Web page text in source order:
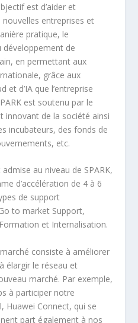
est d’aider et
nouvelles entreprises et
pratique, le
de
en permettant aux
grâce aux
et d’IA que l’entreprise
est soutenu par le
innovant de la société ainsi
incubateurs, des fonds de
etc.
au niveau de SPARK,
d’accélération de 4 à 6
de support
to market Support,
et Internalisation.
consiste à améliorer
élargir le réseau et
marché. Par exemple,
à participer notre
Huawei Connect, qui se
part également à nos